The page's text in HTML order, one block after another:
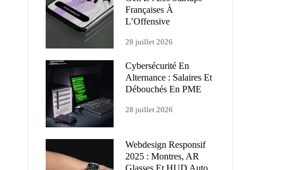
Françaises À
L’Offensive
28 juillet 2026
Cybersécurité En
Alternance : Salaires Et
Débouchés En PME
28 juillet 2026
Webdesign Responsif
2025 : Montres, AR